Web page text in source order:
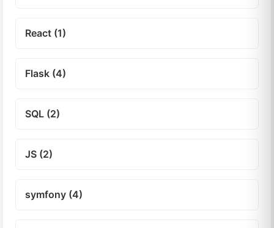
React (1)
Flask (4)
SQL (2)
JS (2)
symfony (4)